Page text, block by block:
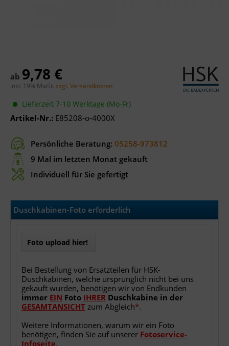
ab 9,78 €
inkl. 19% MwSt. zzgl. Versandkosten
Lieferzeit 7-10 Werktage (Mo-Fr)
Artikel-Nr.: E85208-o-4000X
Persönliche Beratung: 05258-973812
9 Mal im letzten Monat gekauft
Individuell für Sie gefertigt
Duschkabinen-Foto erforderlich
Foto upload hier!
Bei Bestellung von Ersatzteilen für HSK-
Duschkabinen, welche ursprünglich nicht bei uns
gekauft wurden, benötigen wir von Endkunden
immer EIN Foto IHRER Duschkabine in der
GESAMTANSICHT zum Abgleich*.
Weitere Informationen, warum wir ein Foto
benötigen, finden Sie auf unserer Fotoservice-
Infoseite.